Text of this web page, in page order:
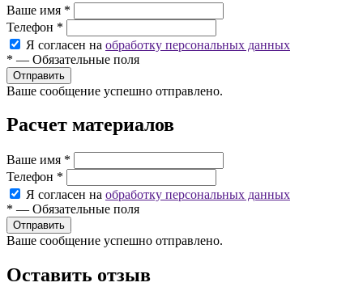
Ваше имя *
Телефон *
Я согласен на обработку персональных данных
* — Обязательные поля
Ваше сообщение успешно отправлено.
Расчет материалов
Ваше имя *
Телефон *
Я согласен на обработку персональных данных
* — Обязательные поля
Ваше сообщение успешно отправлено.
Оставить отзыв